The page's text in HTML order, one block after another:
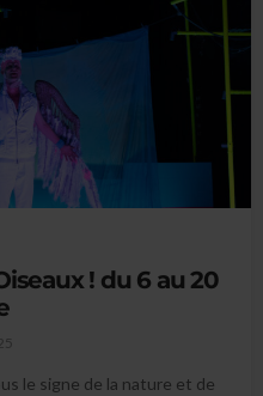
! du 6 au 20
le signe de la nature et de